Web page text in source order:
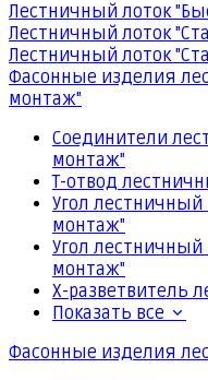
Лестничный лоток
Лестничный лоток
Лестничный лоток
Фасонные изделия
монтаж"
Соединители
монтаж"
Т-отвод
Угол
монтаж"
Угол
монтаж"
Х-разветвитель
Показать все
Фасонные изделия